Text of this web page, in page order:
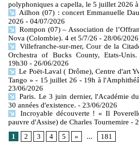
polyphoniques a capella, le 5 juillet 2026
Ailhon (07) : concert Emmanuelle
2026 - 04/07/2026
Rompon (07) – Association de
Nova (Colombie). 4 et 5/7/26 - 28/06/2026
Villefranche-sur-mer, Cour de la
Orchestra of Bucks County, Etats-
19h30 - 26/06/2026
Le Poët-Laval ( Drôme), Centre d'art
Tango » - 15 juillet 26 - 19h à
23/06/2026
Paris. Le 3 juin dernier, l'Académie
30 années d'existence. - 23/06/2026
Incroyable découverte ! « Il
pauvre d'Assise) de Charles Tournemire -
1
2 3 4 5 » ... 181